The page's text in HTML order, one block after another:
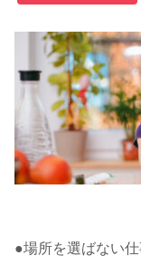
●場所を選ばない